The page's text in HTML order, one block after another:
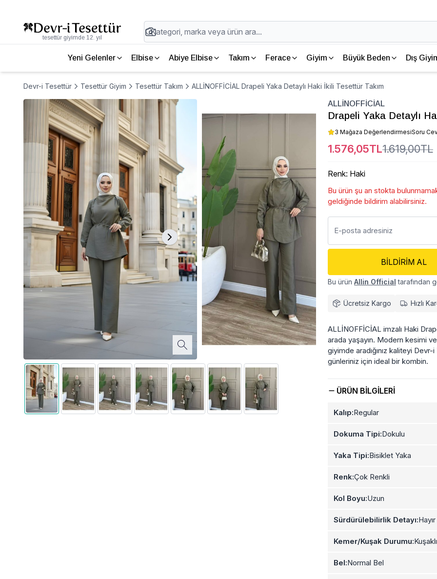
tesettür giyimde 12. yıl
Yeni Gelenler Elbise Abiye Elbise Takım Ferace Giyim Büyük Beden Dış
Devr-i Tesettür Tesettür Giyim Tesettür Takım ALLİNOFFİCİAL Drapeli Yaka Detaylı Haki İkili Tesettür Takım
ALLİNOFFİCİAL
Drapeli Yaka Detaylı
3 Mağaza DeğerlendirmesiSoru
1.576,05TL1.619,00TL
Renk: Haki
Bu ürün şu an stokta
geldiğinde bildirim alabilirsiniz.
BILDIRIM AL
Bu ürün Allin Official tarafından
Ücretsiz Kargo Hızlı
ALLİNOFFİCİAL imzalı Haki
arada yaşayın. Modern kesimi
giyimde aradığınız kaliteyi
günleriniz için ideal bir kombin.
ÜRÜN BILGILERI
Kalıp:Regular
Dokuma Tipi:Dokulu
Yaka Tipi:Bisiklet Yaka
Renk:Çok Renkli
Kol Boyu:Uzun
Sürdürülebilirlik Detayı:Hayır
Kemer/Kuşak Durumu:Kuşaklı
Bel:Normal Bel